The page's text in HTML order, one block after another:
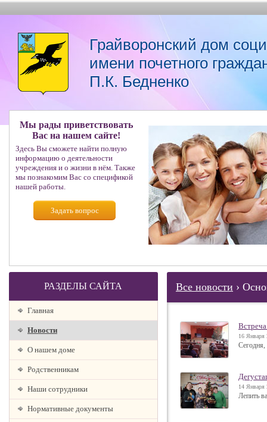
Грайворонский дом
имени почетного
П.К. Бедненко
Мы рады приветствовать
Вас на нашем сайте!
Здесь Вы сможете найти полную
информацию о деятельности
учреждения и о жизни в нём. Также
мы познакомим Вас со спецификой
нашей работы.
Задать вопрос
РАЗДЕЛЫ САЙТА
Главная
Новости
О нашем доме
Родственникам
Наши сотрудники
Нормативные документы
Все новости ›
16 Января
14 Января
Лепить